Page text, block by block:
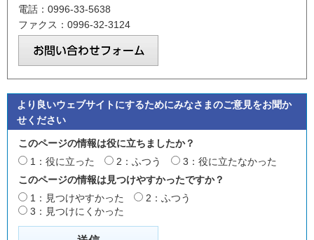
電話：0996-33-5638
ファクス：0996-32-3124
より良いウェブサイトにするためにみなさまのご意見をお聞か
せください
このページの情報は役に立ちましたか？
1：役に立った
2：ふつう
3：役に立たなかった
このページの情報は見つけやすかったですか？
1：見つけやすかった
2：ふつう
3：見つけにくかった